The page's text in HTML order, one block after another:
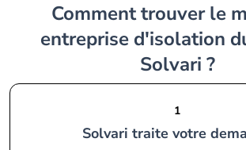
Comment trouver le meilleur
entreprise d'isolation
Solvari ?
1
Solvari traite votre